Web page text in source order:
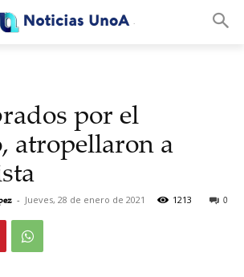
por el
atropellaron a
- Jueves, 28 de enero de 2021 0
1213